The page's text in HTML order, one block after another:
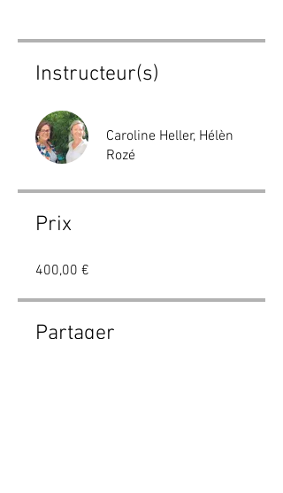
Instructeur(s)
Caroline Heller, Hélèn
Rozé
Prix
400,00 €
Partager